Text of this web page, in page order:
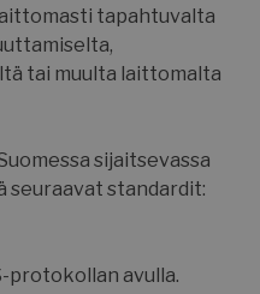
tapahtuvalta
tai muulta laittomalta
sijaitsevassa
seuraavat standardit:
protokollan avulla.